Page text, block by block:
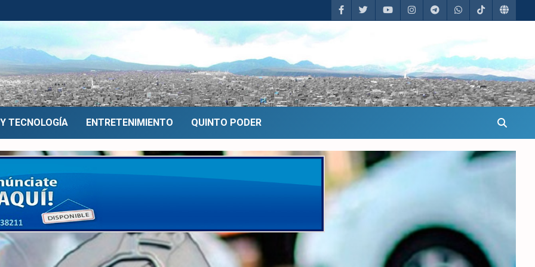
TECNOLOGÍA ENTRETENIMIENTO QUINTO PODER